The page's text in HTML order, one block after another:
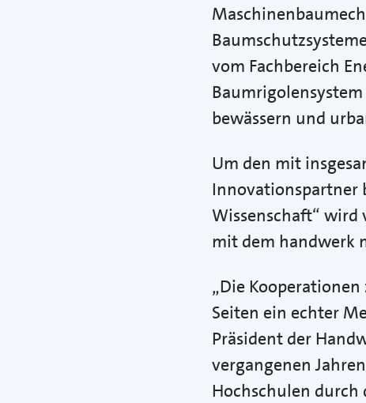
vom Fachbereich
Baumrigolensystem
bewässern und
Um den mit
Innovationspartner
Wissenschaft“ wird
mit dem handwerk
„Die
Seiten ein echter
Präsident der
vergangenen
Hochschulen durch